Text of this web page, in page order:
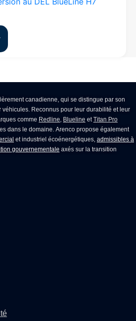
canadienne, qui se distingue par son
véhicules. Reconnus pour leur durabilité et leur
comme Redline, Blueline etTitan Pro
dans le domaine. Arenco propose également
et industriel écoénergétiques, admissibles à
gouvernementale axés sur la transition